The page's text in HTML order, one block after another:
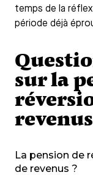
temps de la
période déjà
sur la
revenus
La pension de
de revenus ?